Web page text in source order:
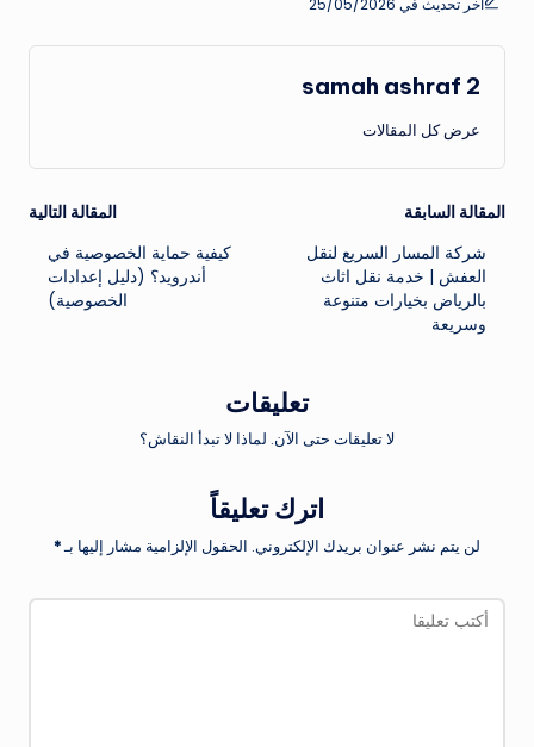
آخر تحديث في 25/05/2026
samah ashraf 2
عرض كل المقالات
تصفّح
المقالات
المقالة السابقة
شركة المسار السريع لنقل
العفش | خدمة نقل اثاث
بالرياض بخيارات متنوعة
وسريعة
المقالة التالية
كيفية حماية الخصوصية في
أندرويد؟ (دليل إعدادات
الخصوصية)
تعليقات
لا تعليقات حتى الآن. لماذا لا تبدأ النقاش؟
اترك تعليقاً
لن يتم نشر عنوان بريدك الإلكتروني. الحقول الإلزامية مشار إليها بـ*